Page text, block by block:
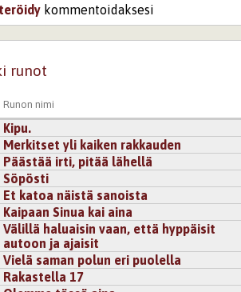
kommentoidaksesi
runot
Runon nimi
Kipu.
Merkitset yli kaiken rakkauden
Päästää irti, pitää lähellä
Söpösti
Et katoa näistä sanoista
Kaipaan Sinua kai aina
Välillä haluaisin vaan, että hyppäisit
autoon ja ajaisit
Vielä saman polun eri puolella
Rakastella 17